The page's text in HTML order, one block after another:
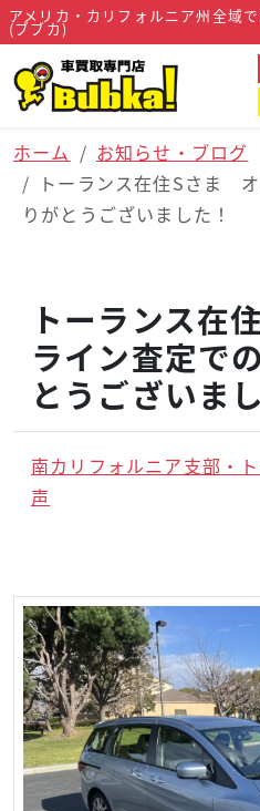
アメリカ・カリフォルニア州全域
(ブブカ)
ホーム
お知らせ・ブログ
トーランス在住Sさま
りがとうございました！
トーランス在
ライン査定で
とうございま
南カリフォルニア支部・
声